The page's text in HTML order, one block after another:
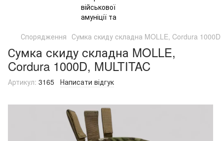
Спорядження Сумка скиду складна MOLLE, Cordura
Сумка скиду складна MOLLE,
Cordura 1000D, MULTITAC
Артикул: 3165 Написати відгук